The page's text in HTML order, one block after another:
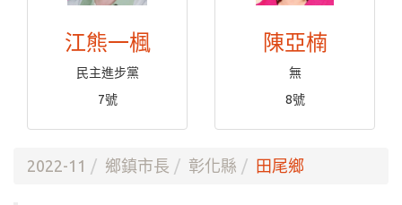
江熊一楓
民主進步黨
7號
陳亞楠
無
8號
2022-11 鄉鎮市長 彰化縣 田尾鄉